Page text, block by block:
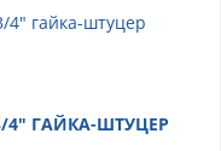
4" ГАЙКА-ШТУЦЕР